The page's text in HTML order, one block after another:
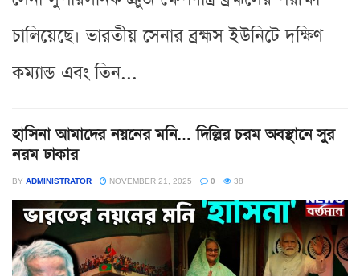
চালিয়েছে। ভারতীয় সেনার ব্রহ্মস ইউনিটে দক্ষিণ
কম্যান্ড এবং তিন...
হাসিনা আমাদের নয়নের মনি… দিল্লির চরম অবস্থানে সুর
নরম ঢাকার
BY ADMINISTRATOR NOVEMBER 21, 2025 0 38